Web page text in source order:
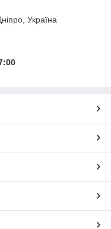
Україна